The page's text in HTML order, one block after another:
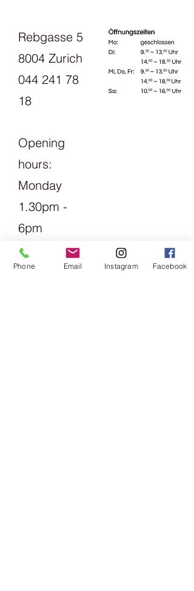
Rebgasse 5
8004 Zurich
044 241 78
18
Opening
hours:
Monday
1.30pm -
6pm
Tuesday
Friday
Phone Email Instagram Facebook